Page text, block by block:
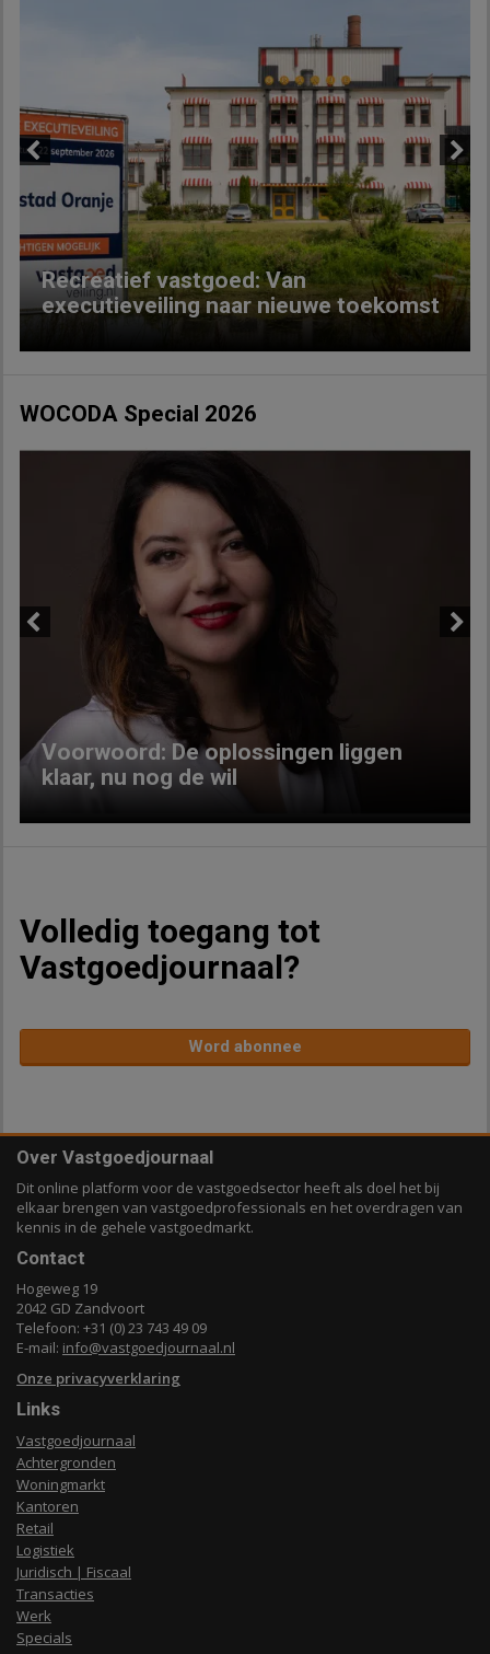
Recreatief vastgoed: Van
executieveiling naar nieuwe toekomst
Next
WOCODA Special 2026
Voorwoord: De oplossingen liggen
klaar, nu nog de wil
Volledig toegang tot
Vastgoedjournaal?
Word abonnee
Over Vastgoedjournaal
Dit online platform voor de vastgoedsector heeft als doel het bij
elkaar brengen van vastgoedprofessionals en het overdragen van
kennis in de gehele vastgoedmarkt.
Contact
Hogeweg 19
2042 GD Zandvoort
Telefoon: +31 (0) 23 743 49 09
E-mail: info@vastgoedjournaal.nl
Onze privacyverklaring
Links
Vastgoedjournaal
Achtergronden
Woningmarkt
Kantoren
Retail
Logistiek
Juridisch | Fiscaal
Transacties
Werk
Specials